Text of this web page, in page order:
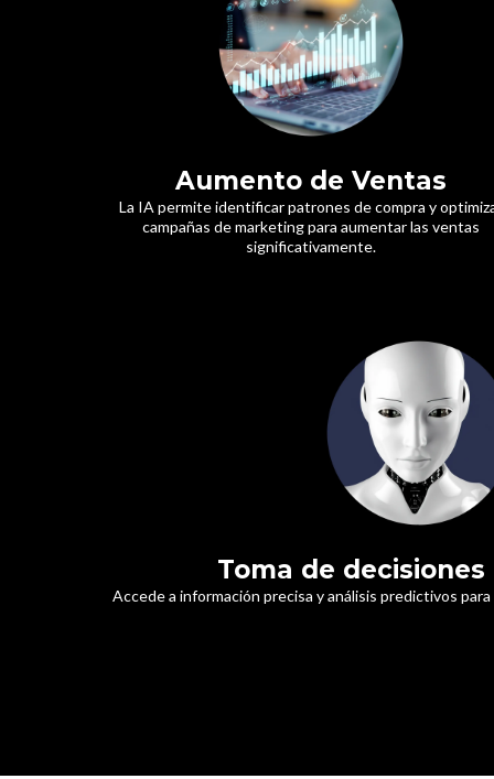
Aumento de Ventas
La IA permite identificar patrones de compra y
campañas de marketing para aumentar las ventas
significativamente.
Toma de
Accede a información precisa y análisis predictivos